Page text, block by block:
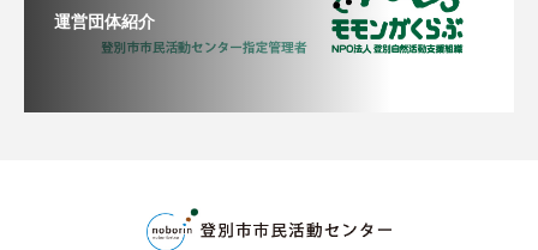
運営団体紹介